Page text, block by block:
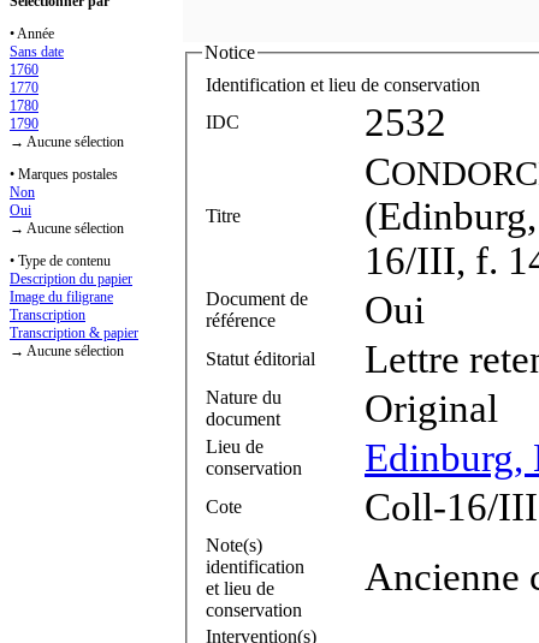
• Année
Sans date
1760
1770
1780
1790
→ Aucune sélection
• Marques postales
Non
Oui
→ Aucune sélection
• Type de contenu
Description du papier
Image du filigrane
Transcription
Transcription & papier
→ Aucune sélection
Notice
Identification et lieu de conservation
IDC
2532
Titre
C
16/III, f.
Document de
référence
Oui
Statut éditorial Lettre
Nature du
document
Original
Lieu de
conservation
Edinburg,
Cote Coll-16/
Note(s)
identification
et lieu de
conservation
Ancienne
Intervention(s)